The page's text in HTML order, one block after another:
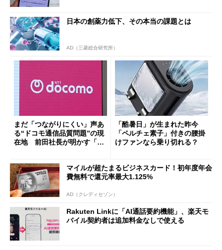
日本の創薬力低下、その本当の課題とは
AD（三菱総合研究所）
まだ「つながりにくい」声あ
る“ドコモ通信品質問題”の現
在地 前田社長が明かす「道
「酷暑日」が生まれた昨今
「ペルチェ素子」付きの腰掛
けファンなら乗り切れる？
マイルが超たまるビジネスカード！初年度年会
費無料で還元率最大1.125%
AD（クレディセゾン）
Rakuten Linkに「AI通話要約機能」、楽天モ
バイル契約者は追加料金なしで使える